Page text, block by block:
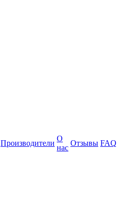
Производители
О
нас
Отзывы FAQ